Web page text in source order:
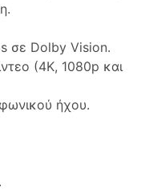
σε Dolby Vision.
(4K, 1080p και
ήχου.